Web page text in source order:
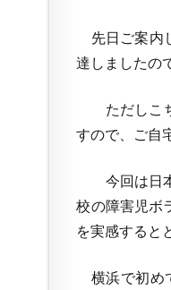
先日ご案内
達しましたの
ただしこ
すので、ご自
今回は日本
校の障害児ボ
を実感すると
横浜で初め